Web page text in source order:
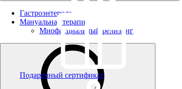
Гастроэнтеролог
Мануальная терапия
Миофасциальный релизинг
Подарочный сертификат